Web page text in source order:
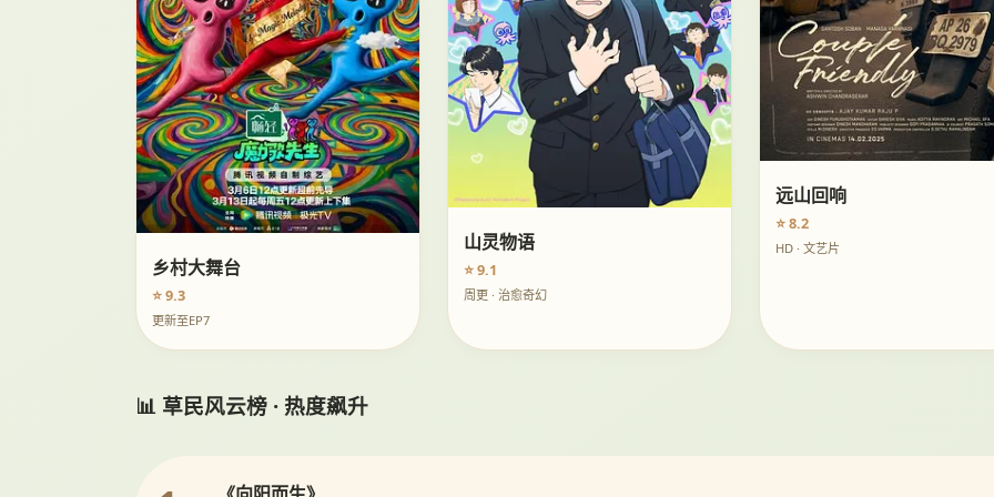
乡村大舞台
⭐ 9.3
更新至EP7
山灵物语
⭐ 9.1
周更 · 治愈奇幻
远山回响
⭐ 8.2
HD · 文艺片
📊 草民风云榜 · 热度飙升